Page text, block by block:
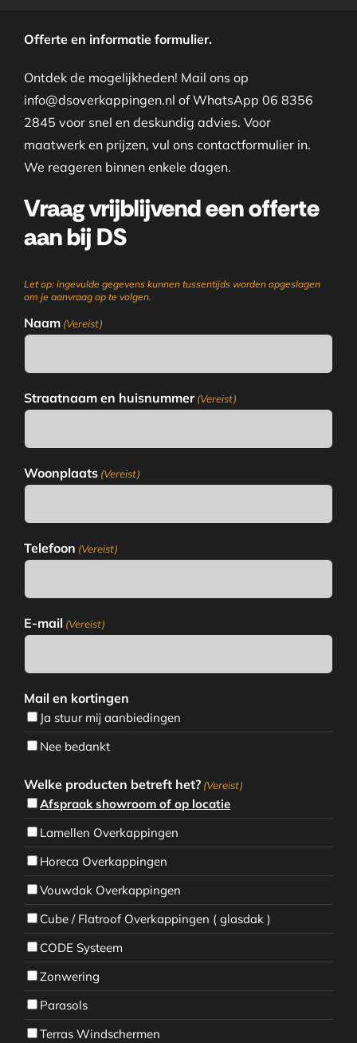
Offerte en informatie formulier.
Ontdek de mogelijkheden! Mail ons op
info@dsoverkappingen.nl of WhatsApp 06 8356
2845 voor snel en deskundig advies. Voor
maatwerk en prijzen, vul ons contactformulier in.
We reageren binnen enkele dagen.
Vraag vrijblijvend een offerte
aan bij DS
Let op: ingevulde gegevens kunnen tussentijds worden opgeslagen
om je aanvraag op te volgen.
Naam (Vereist)
Straatnaam en huisnummer (Vereist)
Woonplaats (Vereist)
Telefoon (Vereist)
E-mail (Vereist)
Mail en kortingen
Ja stuur mij aanbiedingen
Nee bedankt
Welke producten betreft het? (Vereist)
Afspraak showroom of op locatie
Lamellen Overkappingen
Horeca Overkappingen
Vouwdak Overkappingen
Cube / Flatroof Overkappingen ( glasdak )
CODE Systeem
Zonwering
Parasols
Terras Windschermen